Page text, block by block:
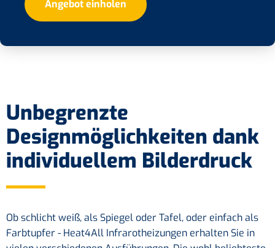
Angebot einholen
Unbegrenzte
Designmöglichkeiten dank
individuellem Bilderdruck
Ob schlicht weiß, als Spiegel oder Tafel, oder einfach als
Farbtupfer - Heat4All Infrarotheizungen erhalten Sie in